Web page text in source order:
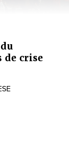
de crise